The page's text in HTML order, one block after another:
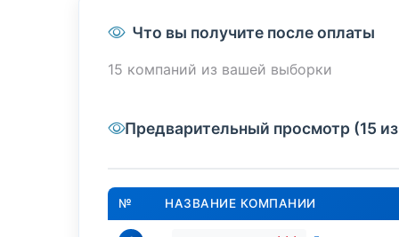
Что вы получите после оплаты
15 компаний из вашей выборки
Предварительный просмотр (15
№ НАЗВАНИЕ КОМПАНИИ